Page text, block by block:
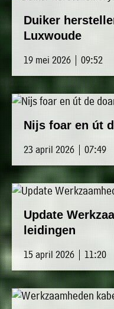
Duiker
Luxwoude
19 mei 2026 | 09:52
Nijs foar en út
23 april 2026 | 07:49
Update
leidingen
15 april 2026 | 11:20